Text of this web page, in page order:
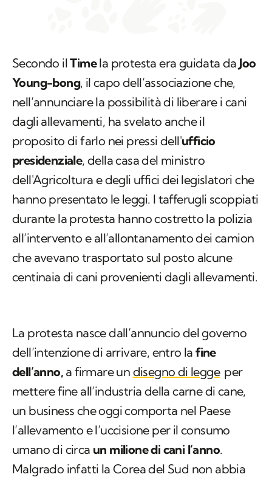
Secondo ilTimela protesta era guidata daJoo
Young-bong, il capo dell’associazione che,
nell’annunciare la possibilità di liberare i cani
dagli allevamenti, ha svelato anche il
proposito di farlo nei pressi dell'ufficio
presidenziale, della casa del ministro
dell'Agricoltura e degli uffici dei legislatori che
hanno presentato le leggi. I tafferugli scoppiati
durante la protesta hanno costretto la polizia
all’intervento e all’allontanamento dei camion
che avevano trasportato sul posto alcune
centinaia di cani provenienti dagli allevamenti.
La protesta nasce dall’annuncio del governo
dell’intenzione di arrivare, entro lafine
dell’anno, a firmare un disegno di legge per
mettere fine all’industria della carne di cane,
un business che oggi comporta nel Paese
l’allevamento e l’uccisione per il consumo
umano di circa un milione di cani l’anno.
Malgrado infatti la Corea del Sud non abbia